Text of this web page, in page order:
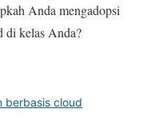
Anda mengadopsi
di kelas Anda?
berbasis cloud